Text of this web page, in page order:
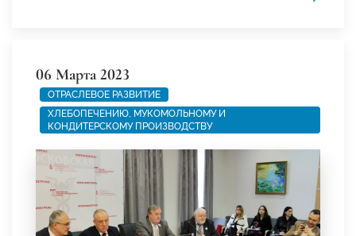
06 Марта 2023
ОТРАСЛЕВОЕ РАЗВИТИЕ
ХЛЕБОПЕЧЕНИЮ, МУКОМОЛЬНОМУ И
КОНДИТЕРСКОМУ ПРОИЗВОДСТВУ